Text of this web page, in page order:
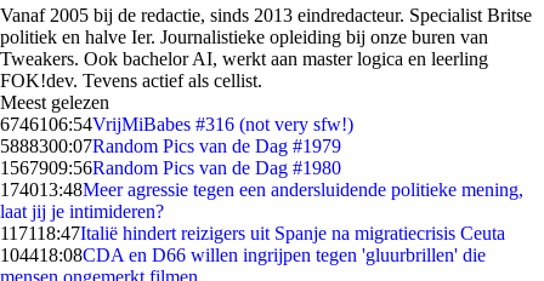
Vanaf 2005 bij de redactie, sinds 2013 eindredacteur. Specialist Britse
politiek en halve Ier. Journalistieke opleiding bij onze buren van
Tweakers. Ook bachelor AI, werkt aan master logica en leerling
FOK!dev. Tevens actief als cellist.
Meest gelezen
6746106:54VrijMiBabes #316 (not very sfw!)
5888300:07Random Pics van de Dag #1979
1567909:56Random Pics van de Dag #1980
174013:48Meer agressie tegen een andersluidende politieke mening,
laat jij je intimideren?
117118:47Italië hindert reizigers uit Spanje na migratiecrisis Ceuta
104418:08CDA en D66 willen ingrijpen tegen 'gluurbrillen' die
mensen ongemerkt filmen